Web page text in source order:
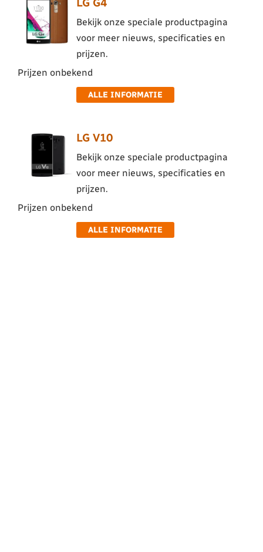
Bekijk onze speciale productpagina
voor meer nieuws, specificaties en
prijzen.
Prijzen onbekend
ALLE INFORMATIE
LG V10
Bekijk onze speciale productpagina
voor meer nieuws, specificaties en
prijzen.
Prijzen onbekend
ALLE INFORMATIE